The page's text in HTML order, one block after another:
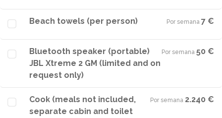
Beach towels (per person) Por semana·7 €
Bluetooth speaker (portable)
JBL Xtreme 2 GM (limited and on
request only)
Por semana·50 €
Cook (meals not included,
separate cabin and toilet
Por semana·2.240 €